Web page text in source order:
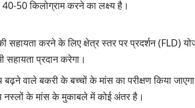
50 किलोग्राम करने का लक्ष्य है।
सहायता करने के लिए क्षेत्र स्तर पर प्रदर्शन (FLD)
प्रदान करेगा।
वाले बकरी के बच्चों के मांस का परीक्षण किया
नस्लों के मांस के मुकाबले में कोई अंतर है।